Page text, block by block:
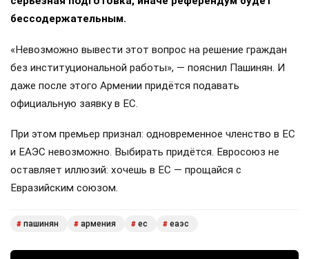
бессодержательным.
«Невозможно вывести этот вопрос на решение граждан
без институциональной работы», — пояснил Пашинян. И
даже после этого Армении придётся подавать
официальную заявку в ЕС.
При этом премьер признал: одновременное членство в ЕС
и ЕАЭС невозможно. Выбирать придётся. Евросоюз не
оставляет иллюзий: хочешь в ЕС — прощайся с
Евразийским союзом.
# пашинян # армения # ес # еаэс